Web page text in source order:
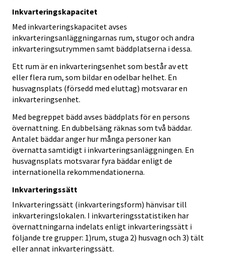
Inkvarteringskapacitet
Med inkvarteringskapacitet avses
inkvarteringsanläggningarnas rum, stugor och andra
inkvarteringsutrymmen samt bäddplatserna i dessa.
Ett rum är en inkvarteringsenhet som består av ett
eller flera rum, som bildar en odelbar helhet. En
husvagnsplats (försedd med eluttag) motsvarar en
inkvarteringsenhet.
Med begreppet bädd avses bäddplats för en persons
övernattning. En dubbelsäng räknas som två bäddar.
Antalet bäddar anger hur många personer kan
övernatta samtidigt i inkvarteringsanläggningen. En
husvagnsplats motsvarar fyra bäddar enligt de
internationella rekommendationerna.
Inkvarteringssätt
Inkvarteringssätt (inkvarteringsform) hänvisar till
inkvarteringslokalen. I inkvarteringsstatistiken har
övernattningarna indelats enligt inkvarteringssätt i
följande tre grupper: 1)rum, stuga 2) husvagn och 3) tält
eller annat inkvarteringssätt.